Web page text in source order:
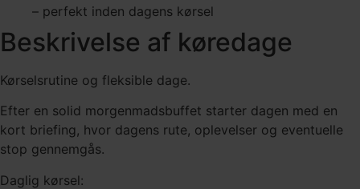
– perfekt inden dagens kørsel
Beskrivelse af køredage
Kørselsrutine og fleksible dage.
Efter en solid morgenmadsbuffet starter dagen med en
kort briefing, hvor dagens rute, oplevelser og eventuelle
stop gennemgås.
Daglig kørsel: